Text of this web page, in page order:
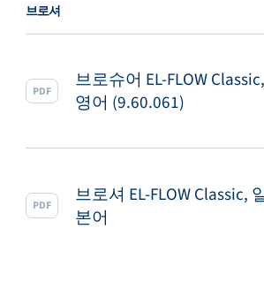
브로셔
PDF
브로슈어 EL-FLOW Classic,
영어 (9.60.061)
PDF
브로셔 EL-FLOW Classic,
본어